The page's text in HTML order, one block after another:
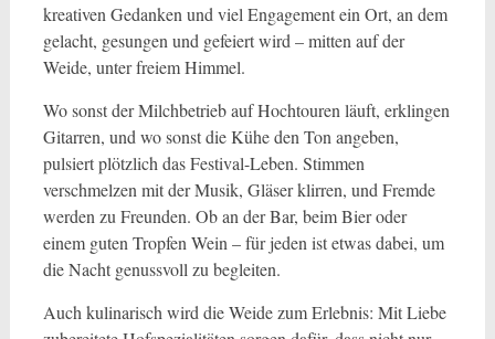
kreativen Gedanken und viel Engagement ein Ort, an dem
gelacht, gesungen und gefeiert wird – mitten auf der
Weide, unter freiem Himmel.
Wo sonst der Milchbetrieb auf Hochtouren läuft, erklingen
Gitarren, und wo sonst die Kühe den Ton angeben,
pulsiert plötzlich das Festival-Leben. Stimmen
verschmelzen mit der Musik, Gläser klirren, und Fremde
werden zu Freunden. Ob an der Bar, beim Bier oder
einem guten Tropfen Wein – für jeden ist etwas dabei, um
die Nacht genussvoll zu begleiten.
Auch kulinarisch wird die Weide zum Erlebnis: Mit Liebe